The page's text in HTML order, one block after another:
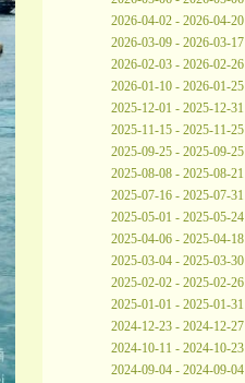
2026-04-02 - 2026-04-20
2026-03-09 - 2026-03-17
2026-02-03 - 2026-02-26
2026-01-10 - 2026-01-25
2025-12-01 - 2025-12-31
2025-11-15 - 2025-11-25
2025-09-25 - 2025-09-25
2025-08-08 - 2025-08-21
2025-07-16 - 2025-07-31
2025-05-01 - 2025-05-24
2025-04-06 - 2025-04-18
2025-03-04 - 2025-03-30
2025-02-02 - 2025-02-26
2025-01-01 - 2025-01-31
2024-12-23 - 2024-12-27
2024-10-11 - 2024-10-23
2024-09-04 - 2024-09-04